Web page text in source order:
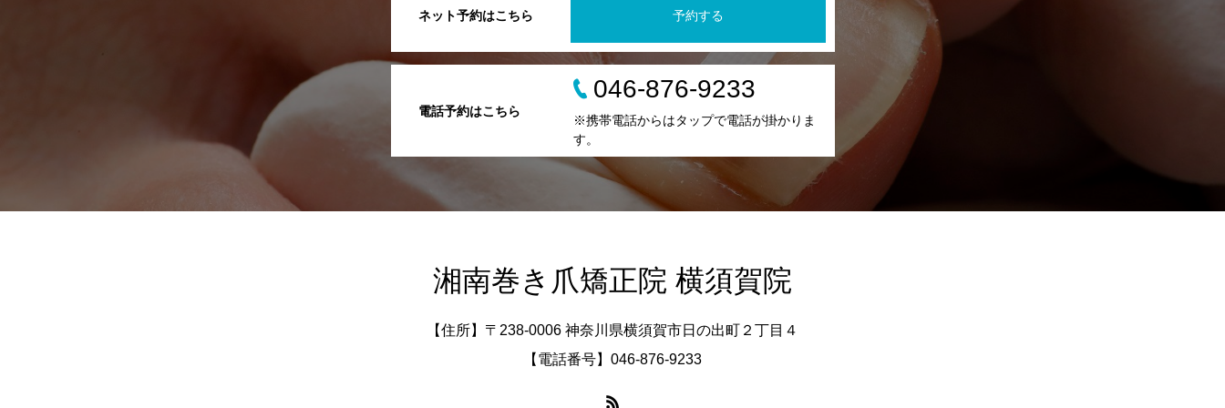
ネット予約はこちら 予約する
電話予約はこちら
046-876-9233
※携帯電話からはタップで電話が掛かりま
す。
湘南巻き爪矯正院 横須賀院
【住所】〒238-0006 神奈川県横須賀市日の出町２丁目４
【電話番号】046-876-9233